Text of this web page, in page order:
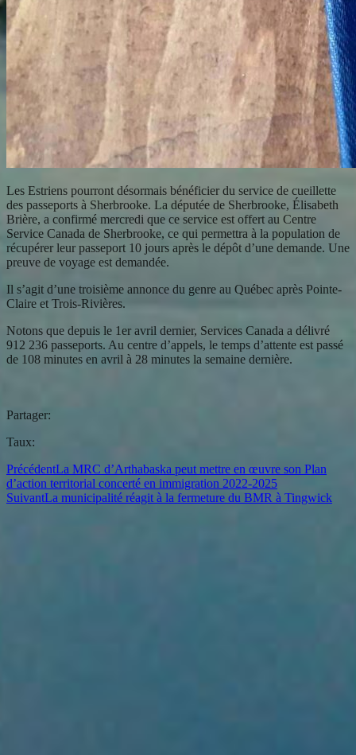
Les Estriens pourront désormais bénéficier du service de cueillette
des passeports à Sherbrooke. La députée de Sherbrooke, Élisabeth
Brière, a confirmé mercredi que ce service est offert au Centre
Service Canada de Sherbrooke, ce qui permettra à la population de
récupérer leur passeport 10 jours après le dépôt d’une demande. Une
preuve de voyage est demandée.
Il s’agit d’une troisième annonce du genre au Québec après Pointe-
Claire et Trois-Rivières.
Notons que depuis le 1er avril dernier, Services Canada a délivré
912 236 passeports. Au centre d’appels, le temps d’attente est passé
de 108 minutes en avril à 28 minutes la semaine dernière.
Partager:
Taux:
PrécédentLa MRC d’Arthabaska peut mettre en œuvre son Plan
d’action territorial concerté en immigration 2022-2025
SuivantLa municipalité réagit à la fermeture du BMR à Tingwick